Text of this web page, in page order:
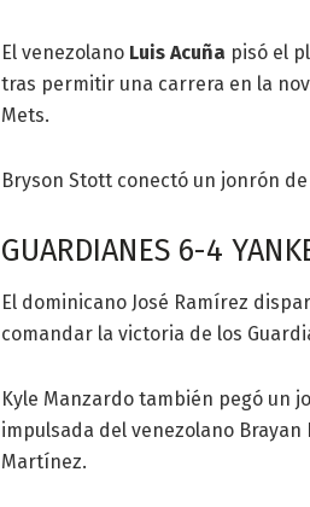
El venezolano Luis Acuña pisó el
tras permitir una carrera en la
Mets.
Bryson Stott conectó un jonrón
GUARDIANES 6-4
El dominicano José Ramírez
comandar la victoria de los
Kyle Manzardo también pegó un
impulsada del venezolano
Martínez.